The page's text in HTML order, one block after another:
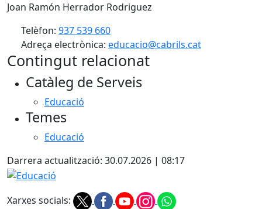
Joan Ramón Herrador Rodriguez
Telèfon: 937 539 660
Adreça electrònica: educacio@cabrils.cat
Contingut relacionat
Catàleg de Serveis
Educació
Temes
Educació
Darrera actualització: 30.07.2026 | 08:17
Educació
Xarxes socials: